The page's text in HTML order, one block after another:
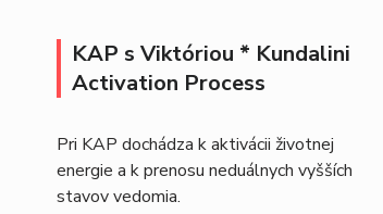
KAP s Viktóriou * Kundalini
Activation Process
Pri KAP dochádza k aktivácii životnej
energie a k prenosu neduálnych vyšších
stavov vedomia.